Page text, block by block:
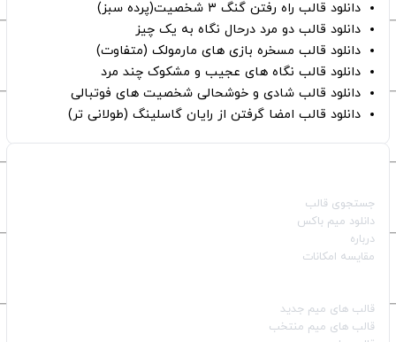
دانلود قالب راه رفتن گنگ ۳ شخصیت(پرده سبز)
دانلود قالب دو مرد درحال نگاه به یک چیز
دانلود قالب مسخره بازی های مارمولک (متفاوت)
دانلود قالب نگاه های عجیب و مشکوک چند مرد
دانلود قالب شادی و خوشحالی شخصیت های فوتبالی
دانلود قالب امضا گرفتن از رایان گاسلینگ (طولانی تر)
جستجوی قالب
دانلود میم باکس
درباره
مقایسه امکانات
قالب‌ های میم جدید
قالب‌ های میم منتخب